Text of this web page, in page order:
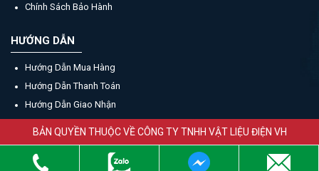
Chính Sách Bảo Hành
HƯỚNG DẪN
Hướng Dẫn Mua Hàng
Hướng Dẫn Thanh Toán
Hướng Dẫn Giao Nhận
BẢN QUYỀN THUỘC VỀ CÔNG TY TNHH VẬT LIỆU ĐIỆN VH